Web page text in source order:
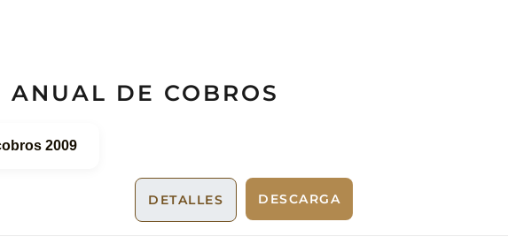
DE COBROS
2009
DESCARGA
DETALLES